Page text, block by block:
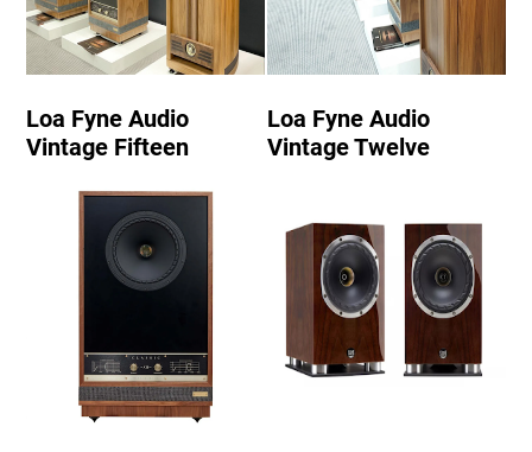
Loa Fyne Audio
Vintage Fifteen
Loa Fyne Audio
Vintage Twelve